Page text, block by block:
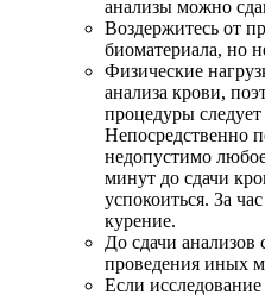
анализы можно
Воздержитесь от
биоматериала, но
Физические
анализа крови,
процедуры
Непосредственно
недопустимо
минут до сдачи
успокоиться. За
курение.
До сдачи анализов
проведения иных
Если